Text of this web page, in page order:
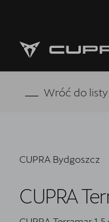
Strona główna
Samochody dostępne
Jazda próbna CUPRĄ
CUPRA For Business
Wróć do listy
CUPRA Bydgoszcz
CUPRA